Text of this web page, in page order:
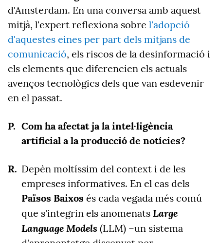
d'Amsterdam. En una conversa amb aquest
mitjà, l'expert reflexiona sobre l'adopció
d'aquestes eines per part dels mitjans de
comunicació, els riscos de la desinformació i
els elements que diferencien els actuals
avenços tecnològics dels que van esdevenir
en el passat.
Com ha afectat ja la intel·ligència
artificial a la producció de notícies?
Depèn moltíssim del context i de les
empreses informatives. En el cas dels
Països Baixos és cada vegada més comú
que s'integrin els anomenats Large
Language Models (LLM) –un sistema